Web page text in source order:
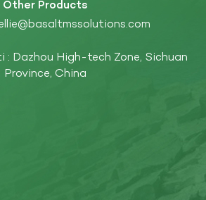
Other Products
: Dazhou High-tech Zone, Sichuan
Province, China